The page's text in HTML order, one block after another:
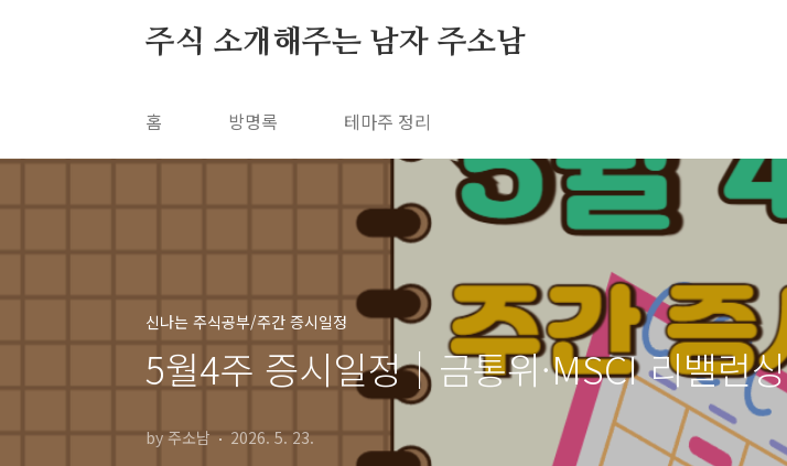
주식 소개해주는 남자 주소남
홈 방명록 테마주 정리
신나는 주식공부/주간 증시일정
5월4주 증시일정｜금통위·MSCI 리밸런싱
by 주소남 2026. 5. 23.